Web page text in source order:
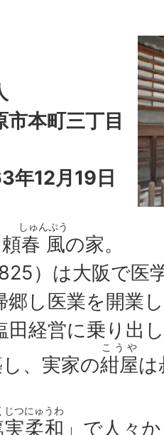
市本町三丁目
年12月19日
春風
しゅんぷう
の家。
）は大阪で医
郷し医業を開業
田経営に乗り出
、実家の紺屋
こうや
は
実
じつ
柔和
にゅうわ
」で人々